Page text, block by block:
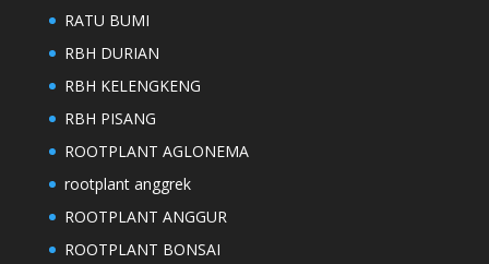
RATU BUMI
RBH DURIAN
RBH KELENGKENG
RBH PISANG
ROOTPLANT AGLONEMA
rootplant anggrek
ROOTPLANT ANGGUR
ROOTPLANT BONSAI